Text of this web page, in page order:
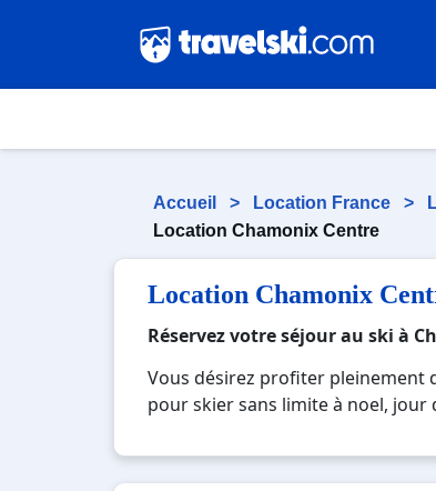
Accueil > Location France >
Location Chamonix Centre
Location Chamonix
Réservez votre séjour au ski à
Vous désirez profiter pleinement
pour skier sans limite à noel, jour
réputée et moderne où vous
paysages montagnards. Pour un
pour créer des souvenirs uniques